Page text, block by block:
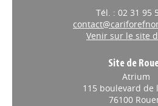
Tél. : 02 31 95
Venir sur le site
Site de
Atrium
115 boulevard de
76100